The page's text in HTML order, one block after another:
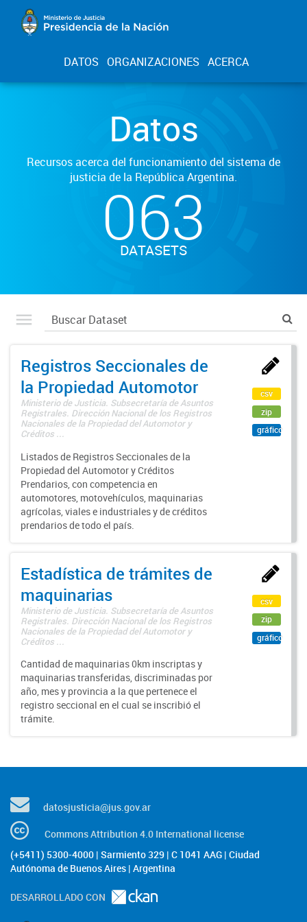
DATOS ORGANIZACIONES ACERCA
Datos
Recursos acerca del funcionamiento del sistema de
justicia de la República Argentina.
063
DATASETS
Registros Seccionales de
la Propiedad Automotor
Ministerio de Justicia. Subsecretaría de Asuntos
Registrales. Dirección Nacional de los Registros
Nacionales de la Propiedad del Automotor y
Créditos ...
Listados de Registros Seccionales de la
Propiedad del Automotor y Créditos
Prendarios, con competencia en
automotores, motovehículos, maquinarias
agrícolas, viales e industriales y de créditos
prendarios de todo el país.
csv
zip
gráfico
Estadística de trámites de
maquinarias
Ministerio de Justicia. Subsecretaría de Asuntos
Registrales. Dirección Nacional de los Registros
Nacionales de la Propiedad del Automotor y
Créditos ...
Cantidad de maquinarias 0km inscriptas y
maquinarias transferidas, discriminadas por
año, mes y provincia a la que pertenece el
registro seccional en el cual se inscribió el
trámite.
csv
zip
gráfico
datosjusticia@jus.gov.ar
Commons Attribution 4.0 International license
(+5411) 5300-4000 | Sarmiento 329 | C 1041 AAG | Ciudad
Autónoma de Buenos Aires | Argentina
DESARROLLADO CON